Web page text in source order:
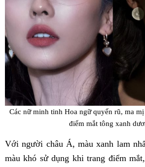
Các nữ minh tinh Hoa ngữ quyến rũ, ma
điểm mắt tông xanh
Với người châu Á, màu xanh lam
màu khó sử dụng khi trang điểm